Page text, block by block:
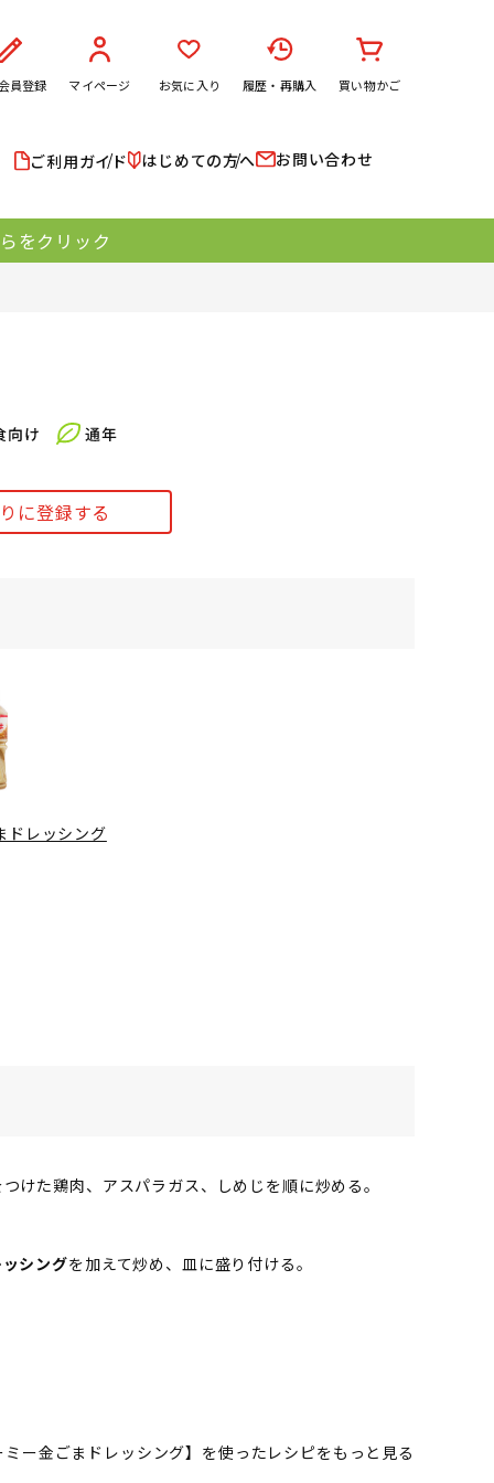
員登録 マイページ お気に入り 履歴・再購入 買い物かご
ご利用ガイド はじめての方へ お問い合わせ
をクリック
に登録する
ドレッシング
けた鶏肉、アスパラガス、しめじを順に炒める。
シングを加えて炒め、皿に盛り付ける。
ミー金ごまドレッシング】を使ったレシピをもっと見る